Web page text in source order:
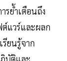
รย้ำเตือนถึง
แวร์และผลก
รียนรู้จาก